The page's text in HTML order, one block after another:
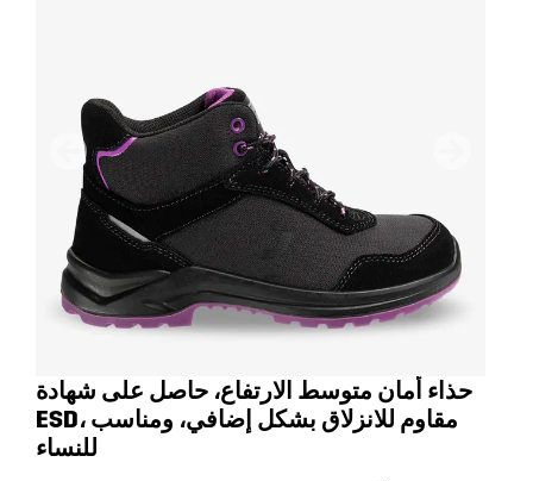
سابق
حذاء أمان متوسط الارتفاع، حاصل على شهادة
ESD، مقاوم للانزلاق بشكل إضافي، ومناسب
للنساء